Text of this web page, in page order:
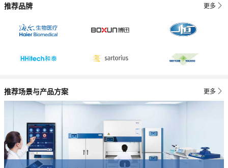
推荐品牌 更多 
推荐场景与产品方案 更多 